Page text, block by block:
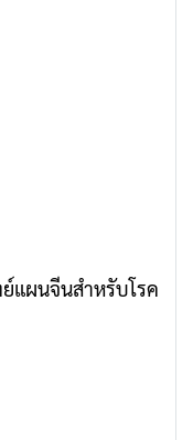
แผนจีนสำหรับโรค